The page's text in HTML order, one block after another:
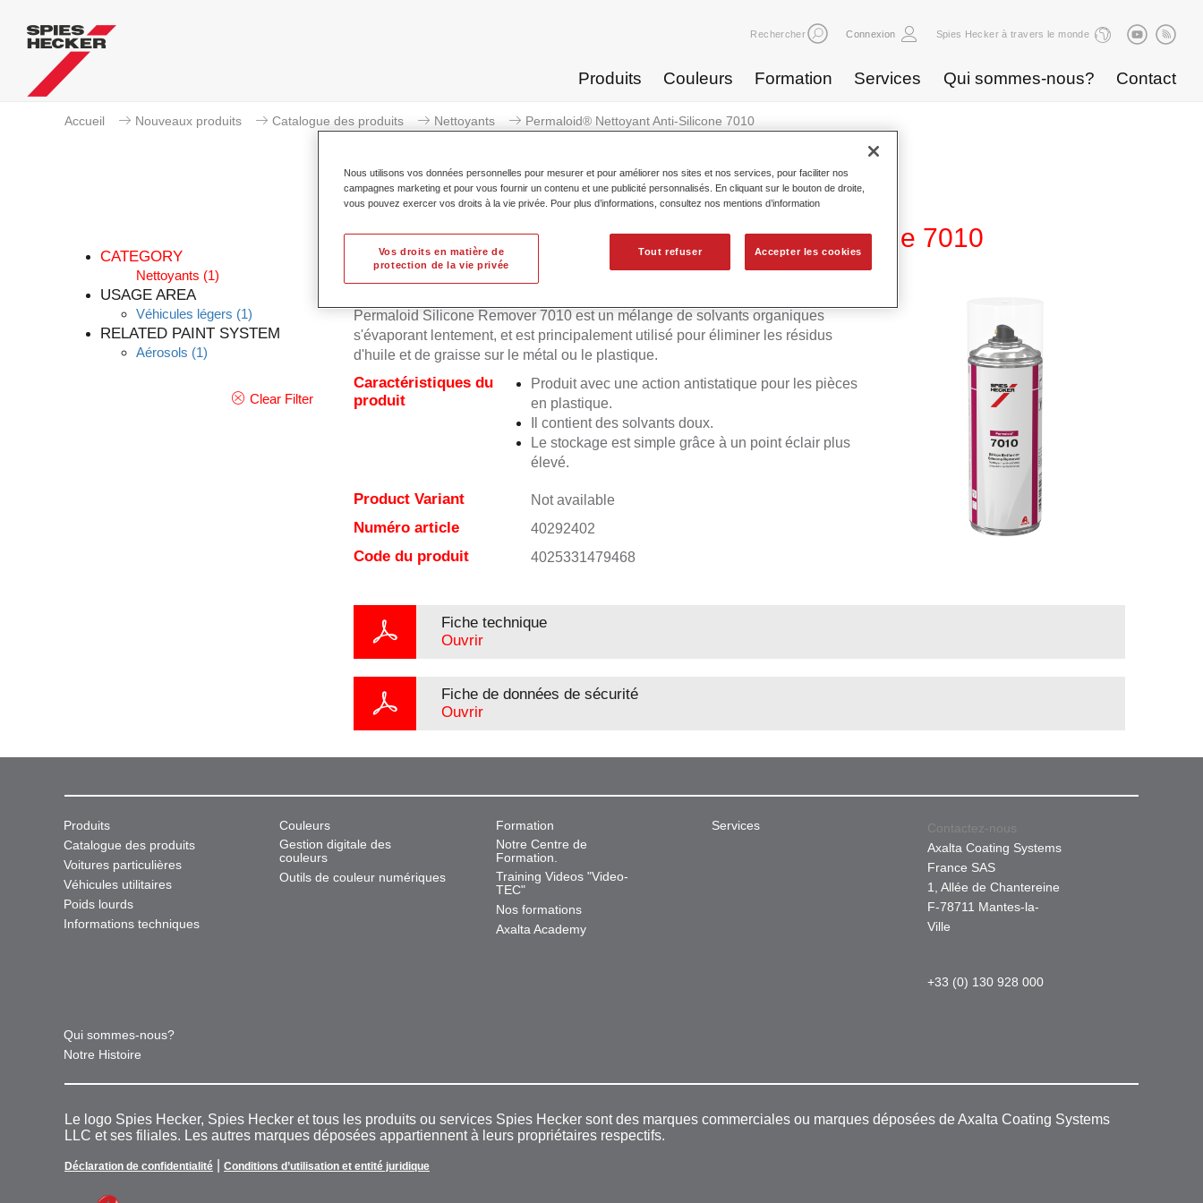
Rechercher Connexion Spies Hecker à travers le monde
Produits Couleurs Formation Services Qui sommes-nous? Contact
Accueil Nouveaux produits Catalogue des produits Nettoyants Permaloid® Nettoyant Anti-Silicone 7010
CATEGORY
Nettoyants (1)
USAGE AREA
Véhicules légers (1)
RELATED PAINT SYSTEM
Aérosols (1)
Clear Filter
Permaloid® Nettoyant Anti-Silicone 7010
Permaloid Silicone Remover 7010 est un mélange de solvants organiques
s'évaporant lentement, et est principalement utilisé pour éliminer les résidus
d'huile et de graisse sur le métal ou le plastique.
Caractéristiques du
produit
Produit avec une action antistatique pour les pièces
en plastique.
Il contient des solvants doux.
Le stockage est simple grâce à un point éclair plus
élevé.
Product Variant Not available
Numéro article 40292402
Code du produit 4025331479468
Fiche technique
Ouvrir
Fiche de données de sécurité
Ouvrir
Produits
Catalogue des produits
Voitures particulières
Véhicules utilitaires
Poids lourds
Informations techniques
Couleurs
Gestion digitale des
couleurs
Outils de couleur numériques
Formation
Notre Centre de
Formation.
Training Videos "Video-
TEC"
Nos formations
Axalta Academy
Services
Qui sommes-nous?
Notre Histoire
Contactez-nous
Axalta Coating Systems
France SAS
1, Allée de Chantereine
F-78711 Mantes-la-
Ville
+33 (0) 130 928 000
Le logo Spies Hecker, Spies Hecker et tous les produits ou services Spies Hecker sont des marques commerciales ou marques déposées de Axalta Coating Systems
LLC et ses filiales. Les autres marques déposées appartiennent à leurs propriétaires respectifs.
Déclaration de confidentialité Conditions d’utilisation et entité juridique
Nous utilisons vos données personnelles pour mesurer et pour améliorer nos sites et nos services, pour faciliter nos
campagnes marketing et pour vous fournir un contenu et une publicité personnalisés. En cliquant sur le bouton de droite,
vous pouvez exercer vos droits à la vie privée. Pour plus d’informations, consultez nos mentions d’information
Tout refuser Accepter les cookies
Vos droits en matière de
protection de la vie privée